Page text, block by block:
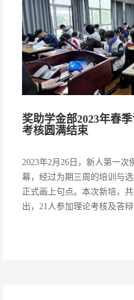
奖助学金部2023年春
考核圆满结束
2023年2月26日，新人第一
幕，经过为期三周的培训与
正式画上句点。本次新培，
出，21人参加理论考核及答